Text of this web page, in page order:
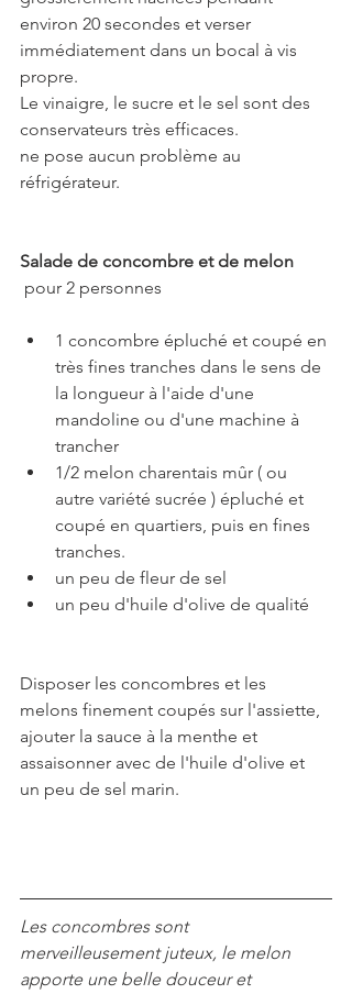
environ 20 secondes et verser
immédiatement dans un bocal à vis
propre.
Le vinaigre, le sucre et le sel sont des
conservateurs très efficaces.
ne pose aucun problème au
réfrigérateur.
Salade de concombre et de melon
pour 2 personnes
1 concombre épluché et coupé en
très fines tranches dans le sens de
la longueur à l'aide d'une
mandoline ou d'une machine à
trancher
1/2 melon charentais mûr ( ou
autre variété sucrée ) épluché et
coupé en quartiers, puis en fines
tranches.
un peu de fleur de sel
un peu d'huile d'olive de qualité
Disposer les concombres et les
melons finement coupés sur l'assiette,
ajouter la sauce à la menthe et
assaisonner avec de l'huile d'olive et
un peu de sel marin.
Les concombres sont
merveilleusement juteux, le melon
apporte une belle douceur et